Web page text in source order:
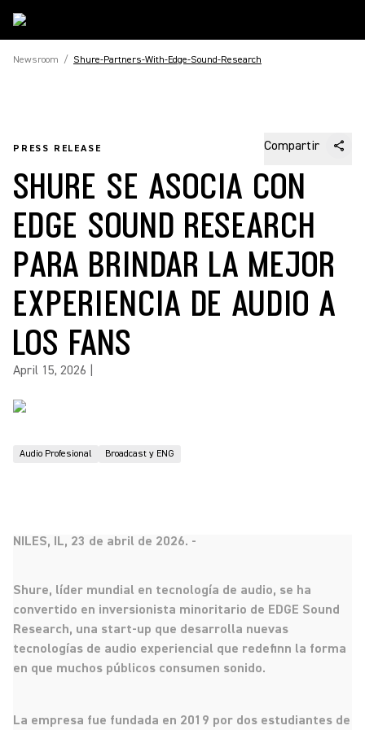
Newsroom / Shure-Partners-With-Edge-Sound-Research
PRESS RELEASE Compartir
SHURE SE ASOCIA CON
EDGE SOUND RESEARCH
PARA BRINDAR LA MEJOR
EXPERIENCIA DE AUDIO A
LOS FANS
April 15, 2026
Audio Profesional Broadcast y ENG
NILES, IL, 23 de abril de 2026. -
Shure, líder mundial en tecnología de audio, se ha
convertido en inversionista minoritario de EDGE Sound
Research, una start-up que desarrolla nuevas
tecnologías de audio experiencial que redefinn la forma
en que muchos públicos consumen sonido.
La empresa fue fundada en 2019 por dos estudiantes de